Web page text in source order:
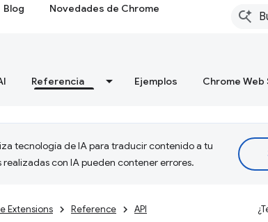
Blog Novedades de Chrome
Referencia Ejemplos Chrome Web
tecnología de IA para traducir contenido a tu
con IA pueden contener errores.
Extensions Reference API